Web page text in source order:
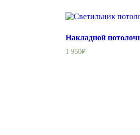
Накладной
1 950₽